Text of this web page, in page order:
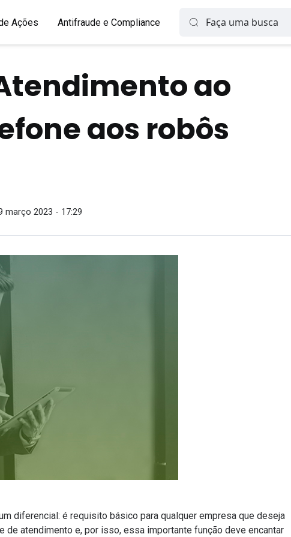
Ações Antifraude e Compliance
ao
aos robôs
março 2023 - 17:29
diferencial: é requisito básico para qualquer empresa que deseja
de atendimento e, por isso, essa importante função deve encantar